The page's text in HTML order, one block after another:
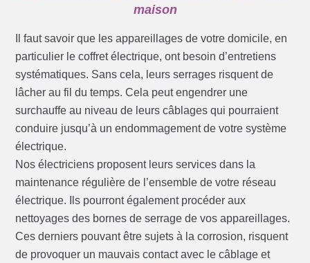
maison
Il faut savoir que les appareillages de votre domicile, en
particulier le coffret électrique, ont besoin d’entretiens
systématiques. Sans cela, leurs serrages risquent de
lâcher au fil du temps. Cela peut engendrer une
surchauffe au niveau de leurs câblages qui pourraient
conduire jusqu’à un endommagement de votre système
électrique.
Nos électriciens proposent leurs services dans la
maintenance régulière de l’ensemble de votre réseau
électrique. Ils pourront également procéder aux
nettoyages des bornes de serrage de vos appareillages.
Ces derniers pouvant être sujets à la corrosion, risquent
de provoquer un mauvais contact avec le câblage et